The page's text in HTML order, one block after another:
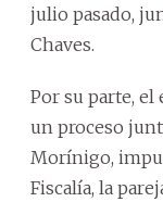
julio pasado,
Chaves.
Por su parte, el
un proceso
Morínigo,
Fiscalía, la